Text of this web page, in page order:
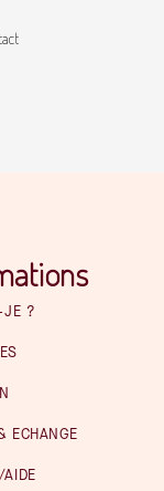
JE ?
ECHANGE
AIDE